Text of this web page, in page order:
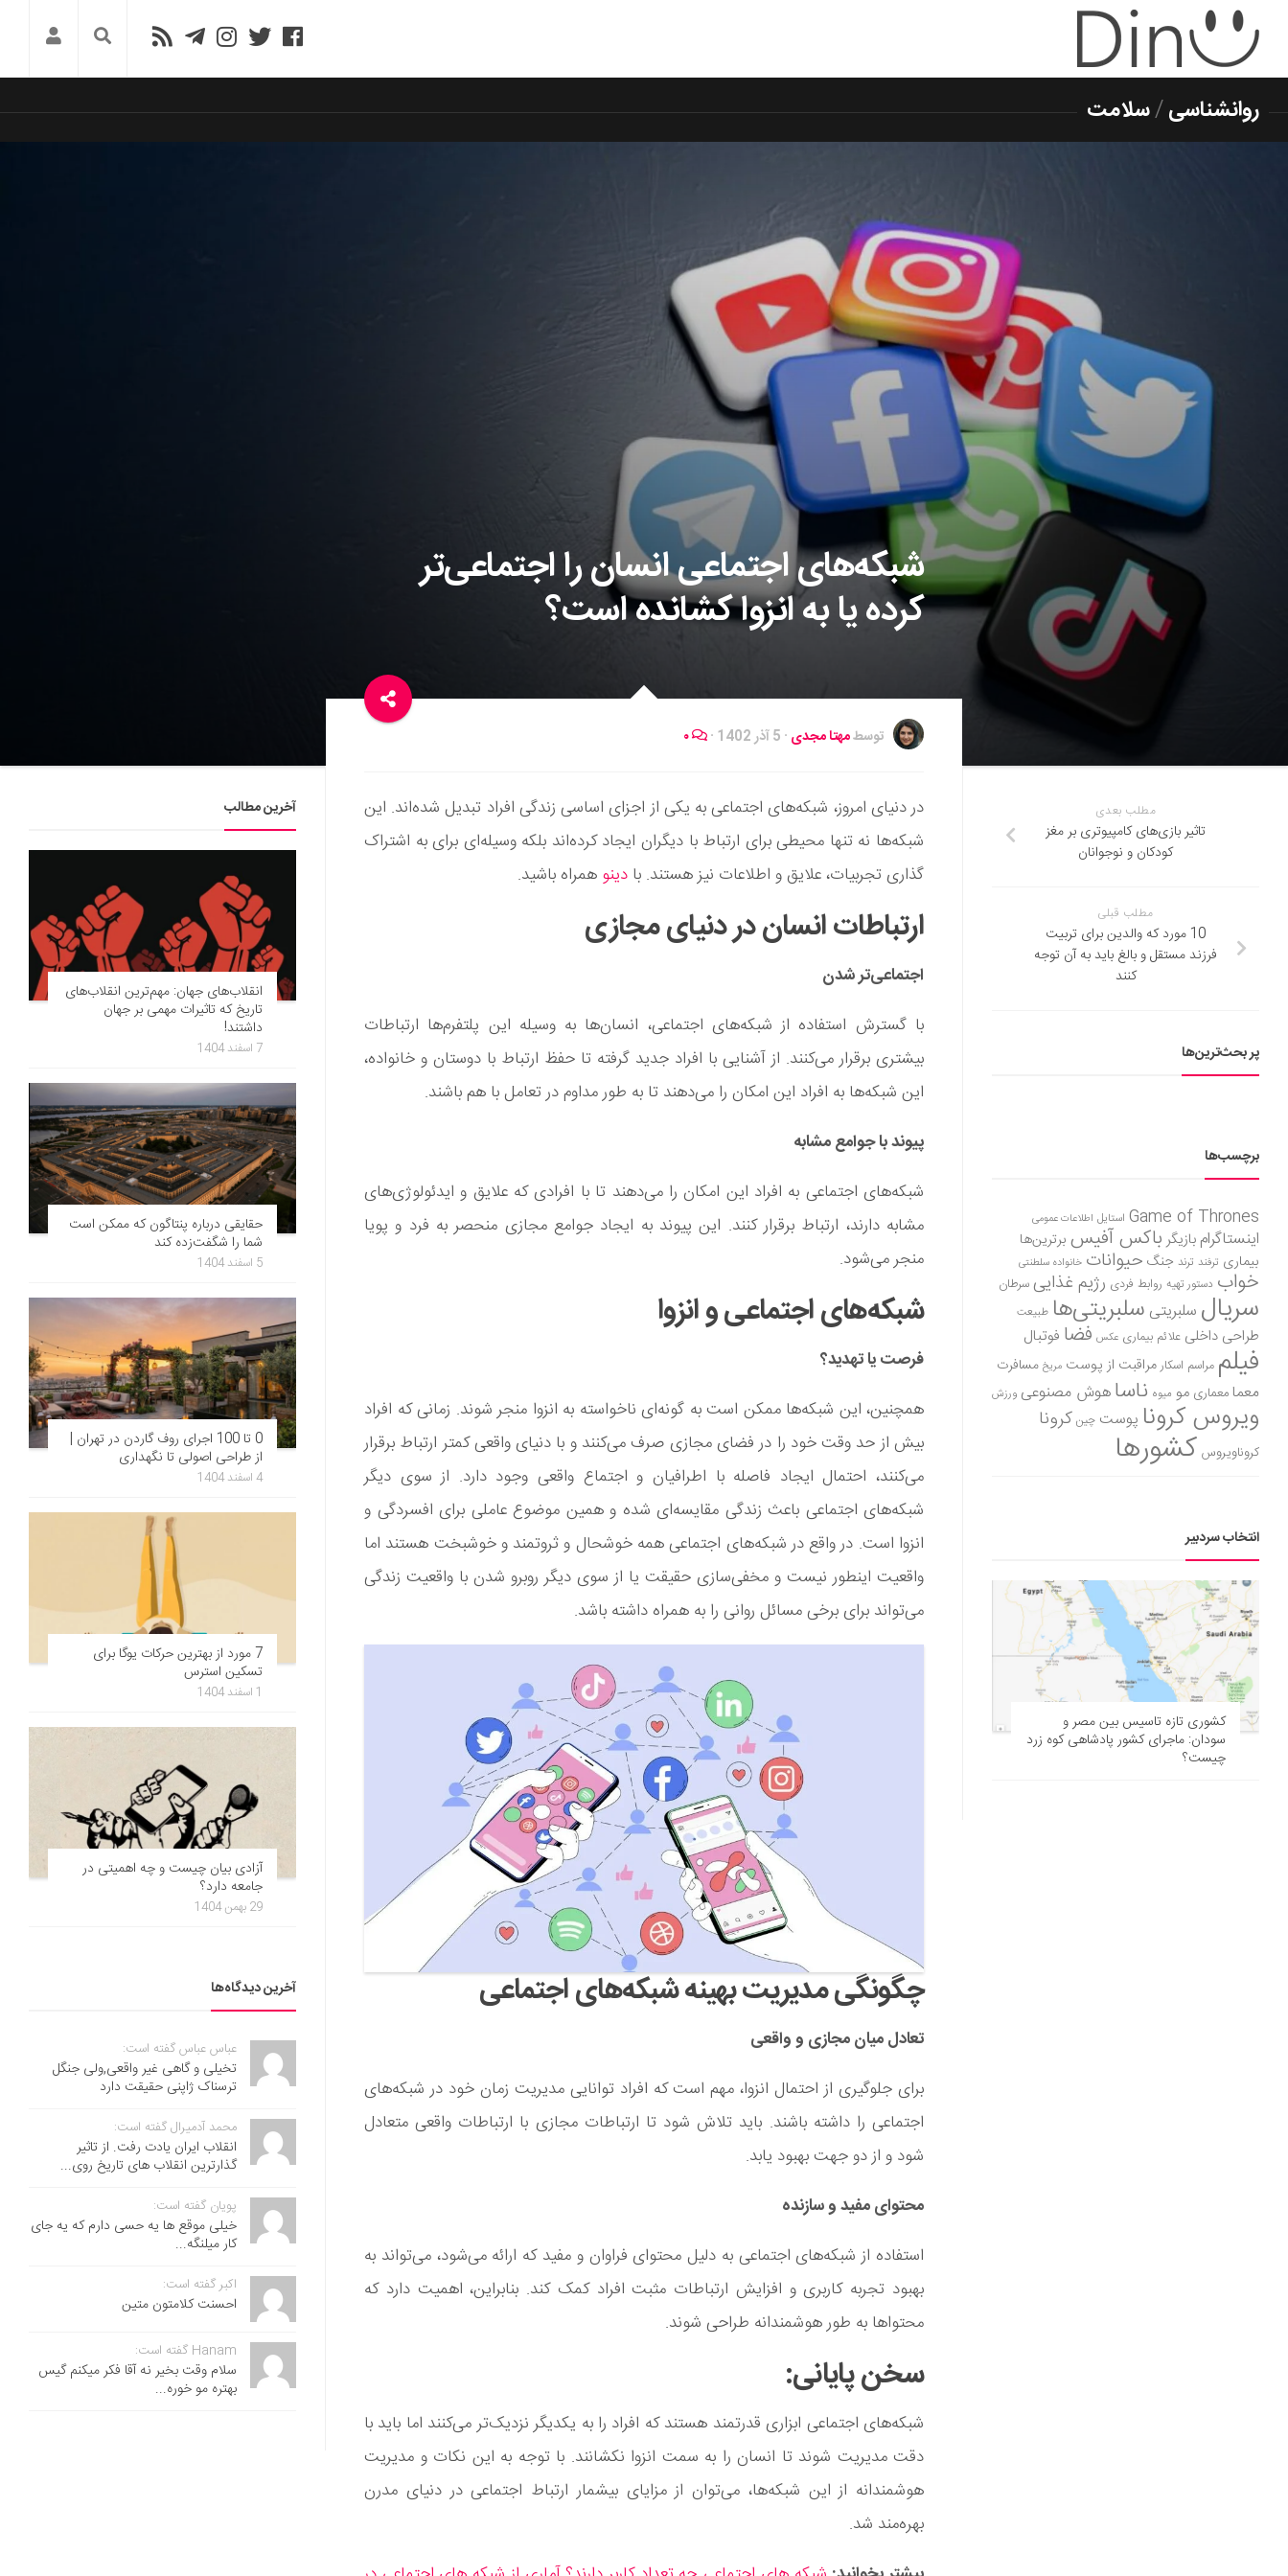
روانشناسی/سلامت
شبکه‌های اجتماعی انسان را اجتماعی‌تر
کرده یا به انزوا کشانده است؟
توسطمهتا مجدی · 5 آذر 1402 ·
در دنیای امروز، شبکه‌های اجتماعی به یکی از اجزای اساسی زندگی افراد تبدیل شده‌اند. این
شبکه‌ها نه تنها محیطی برای ارتباط با دیگران ایجاد کرده‌اند بلکه وسیله‌ای برای به اشتراک
گذاری تجربیات، علایق و اطلاعات نیز هستند. با دینو همراه باشید.
ارتباطات انسان در دنیای مجازی
اجتماعی‌تر شدن
با گسترش استفاده از شبکه‌ها‌ی اجتماعی، انسان‌ها به وسیله این پلتفرم‌ها ارتباطات
بیشتری برقرار می‌کنند. از آشنایی با افراد جدید گرفته تا حفظ ارتباط با دوستان و خانواده،
این شبکه‌ها به افراد این امکان را می‌دهند تا به طور مداوم در تعامل با هم باشند.
پیوند با جوامع مشابه
شبکه‌ها‌ی اجتماعی به افراد این امکان را می‌دهند تا با افرادی که علایق و ایدئولوژی‌های
مشابه دارند، ارتباط برقرار کنند. این پیوند به ایجاد جوامع مجازی منحصر به فرد و پویا
منجر می‌شود.
شبکه‌ها‌ی اجتماعی و انزوا
فرصت یا تهدید؟
همچنین، این شبکه‌ها ممکن است به گونه‌ای ناخواسته به انزوا منجر شوند. زمانی که افراد
بیش از حد وقت خود را در فضای مجازی صرف می‌کنند و با دنیای واقعی کمتر ارتباط برقرار
می‌کنند، احتمال ایجاد فاصله با اطرافیان و اجتماع واقعی وجود دارد. از سوی دیگر
شبکه‌های اجتماعی باعث زندگی مقایسه‌ای شده و همین موضوع عاملی برای افسردگی و
انزوا است. در واقع در شبکه‌های اجتماعی همه خوشحال و ثروتمند و خوشبخت هستند اما
واقعیت اینطور نیست و مخفی‌سازی حقیقت یا از سوی دیگر روبرو شدن با واقعیت زندگی
می‌تواند برای برخی مسائل روانی را به همراه داشته باشد.
چگونگی مدیریت بهینه شبکه‌های اجتماعی
تعادل میان مجازی و واقعی
برای جلوگیری از احتمال انزوا، مهم است که افراد توانایی مدیریت زمان خود در شبکه‌ها‌ی
اجتماعی را داشته باشند. باید تلاش شود تا ارتباطات مجازی با ارتباطات واقعی متعادل
شود و از دو جهت بهبود یابد.
محتوای مفید و سازنده
استفاده از شبکه‌ها‌ی اجتماعی به دلیل محتوای فراوان و مفید که ارائه می‌شود، می‌تواند به
بهبود تجربه کاربری و افزایش ارتباطات مثبت افراد کمک کند. بنابراین، اهمیت دارد که
محتواها به طور هوشمندانه طراحی شوند.
سخن پایانی:
شبکه‌های اجتماعی ابزاری قدرتمند هستند که افراد را به یکدیگر نزدیک‌تر می‌کنند اما باید با
دقت مدیریت شوند تا انسان را به سمت انزوا نکشانند. با توجه به این نکات و مدیریت
هوشمندانه از این شبکه‌ها، می‌توان از مزایای بیشمار ارتباط اجتماعی در دنیای مدرن
بهره‌مند شد.
مطلب بعدی
تاثیر بازی‌های کامپیوتری بر مغز
کودکان و نوجوانان
مطلب قبلی
10 مورد که والدین برای تربیت
فرزند مستقل و بالغ باید به آن توجه
کنند
پر بحث‌ترین‌ها
برچسب‌ها
Game of Thrones استایل اطلاعات عمومی
اینستاگرام بازیگر باکس آفیس برترین‌ها
بیماری ترفند ترند جنگ حیوانات خانواده سلطنتی
خواب دستور تهیه روابط فردی رژیم غذاییسرطان
سریال سلبریتی سلبریتی‌ها طبیعت
طراحی داخلی علائم بیماری عکس فضا فوتبال
فیلم مراسم اسکارمراقبت از پوست مریخ مسافرت
معمامعماری مو میوه ناساهوش مصنوعی ورزش
ویروس کرونا پوست چین کرونا
کروناویروس کشورها
انتخاب سردبیر
کشوری تازه تاسیس بین مصر و
سودان: ماجرای کشور پادشاهی کوه زرد
چیست؟
آخرین مطالب
انقلاب‌های جهان: مهم‌ترین انقلاب‌های
تاریخ که تاثیرات مهمی بر جهان
داشتند!
7 اسفند 1404
حقایقی درباره پنتاگون که ممکن است
شما را شگفت‌زده کند
5 اسفند 1404
0 تا 100 اجرای روف گاردن در تهران |
از طراحی اصولی تا نگهداری
4 اسفند 1404
7 مورد از بهترین حرکات یوگا برای
تسکین استرس
1 اسفند 1404
آزادی بیان چیست و چه اهمیتی در
جامعه دارد؟
29 بهمن 1404
آخرین دیدگاه‌ها
عباس عباس گفته است:
تخیلی و گاهی غیر واقعی,ولی جنگل
ترسناک ژاپنی حقیقت دارد
محمد آدمیرال گفته است:
انقلاب ایران یادت رفت. از تاثیر
گذارترین انقلاب های تاریخ روی...
پویان گفته است:
خیلی موقع ها یه حسی دارم که یه جای
کار میلنگه...
اکبر گفته است:
احسنت ‌کلامتون متین
Hanam گفته است:
سلام وقت بخیر نه آقا فکر میکنم گیس
بهتره مو خوره...